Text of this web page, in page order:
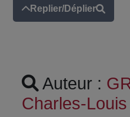
Replier/Déplier
Auteur :
Charles-Louis